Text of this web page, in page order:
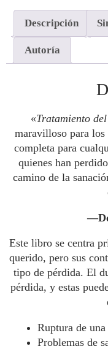
Descripción
Autoría
«Tratamiento
maravilloso para
completa para
quienes han
camino de la
Este libro se centra
querido, pero sus
tipo de pérdida. El
pérdida, y estas
Ruptura de
Problemas de